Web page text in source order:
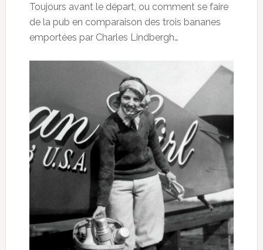
Toujours avant le départ, ou comment se faire
de la pub en comparaison des trois bananes
emportées par Charles Lindbergh…